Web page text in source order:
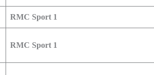
RMC Sport 1
RMC Sport 1